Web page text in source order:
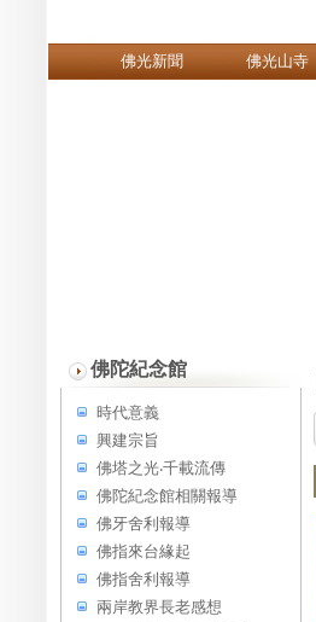
佛光新聞 佛光山寺
佛陀紀念館
時代意義
興建宗旨
佛塔之光‧千載流傳
佛陀紀念館相關報導
佛牙舍利報導
佛指來台緣起
佛指舍利報導
兩岸教界長老感想